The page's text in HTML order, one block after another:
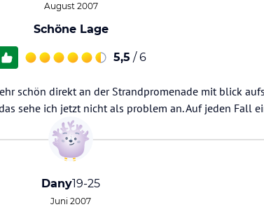
August 2007
Schöne Lage
5,5 / 6
schön direkt an der Strandpromenade mit blick
sehe ich jetzt nicht als problem an. Auf jeden Fall
Dany19-25
Juni 2007